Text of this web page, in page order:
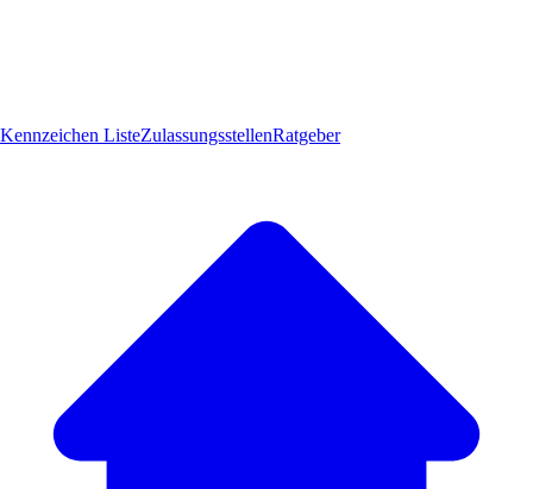
Kennzeichen ListeZulassungsstellenRatgeber